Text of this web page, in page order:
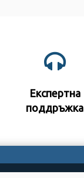
Експертна
поддръжка